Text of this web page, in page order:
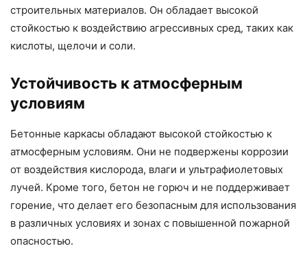
строительных материалов. Он обладает высокой
стойкостью к воздействию агрессивных сред, таких как
кислоты, щелочи и соли.
Устойчивость к атмосферным
условиям
Бетонные каркасы обладают высокой стойкостью к
атмосферным условиям. Они не подвержены коррозии
от воздействия кислорода, влаги и ультрафиолетовых
лучей. Кроме того, бетон не горюч и не поддерживает
горение, что делает его безопасным для использования
в различных условиях и зонах с повышенной пожарной
опасностью.